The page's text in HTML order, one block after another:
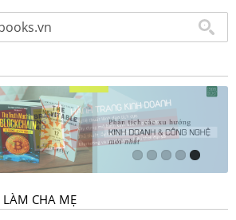
CHA MẸ